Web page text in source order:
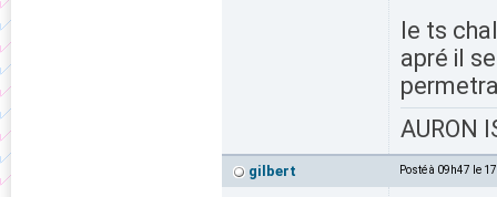
le ts
apré il
AURON
gilbert Posté à 09h47 le